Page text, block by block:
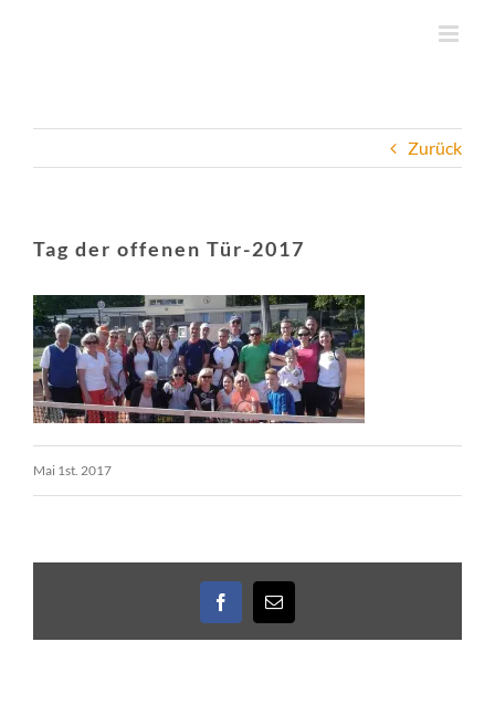
Zurück
Tag der offenen Tür-2017
Mai 1st. 2017
Facebook
E-
Mail